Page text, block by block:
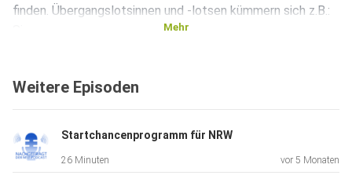
finden. Übergangslotsinnen und -lotsen kümmern sich z.B.:
Schule. Sie helfen ihnen bei der Selbstorganisation,
sie bei der Suche nach Praktikumsplätzen. Sie begleiten
sie zu
wichtigen Terminen. Sie unterstützen bei der Suche nach
Mehr
Weitere Episoden
Startchancenprogramm für NRW
26 Minuten vor 5 Monaten